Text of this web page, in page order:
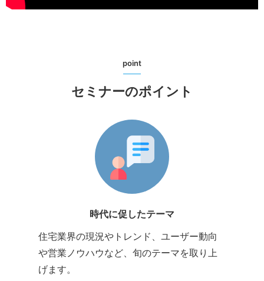
point
セミナーのポイント
時代に促したテーマ
住宅業界の現況やトレンド、ユーザー動向
や営業ノウハウなど、旬のテーマを取り上
げます。